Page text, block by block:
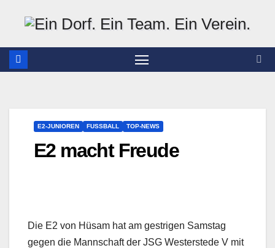
springen
E2-JUNIOREN FUSSBALL TOP-NEWS
E2 macht Freude
Die E2 von Hüsam hat am gestrigen Samstag
gegen die Mannschaft der JSG Westerstede V mit